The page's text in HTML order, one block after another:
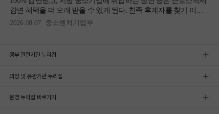
정부 관련기관 누리집
외청 및 유관기관 누리집
운영 누리집 바로가기